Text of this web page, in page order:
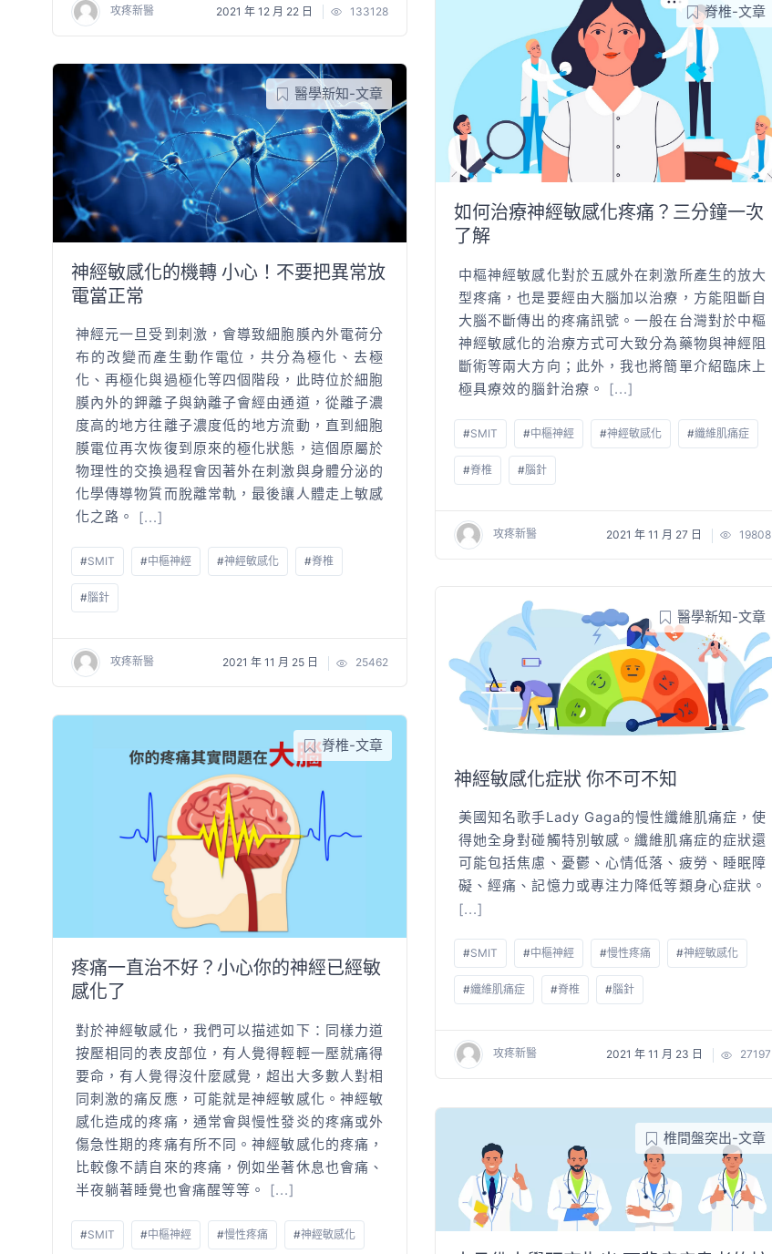
攻疼新醫 2021 年 12 月 22 日 133128 脊椎-文章
如何治療神經敏感化疼痛？三分鐘一次
了解
中樞神經敏感化對於五感外在刺激所產生的放大
型疼痛，也是要經由大腦加以治療，方能阻斷自
大腦不斷傳出的疼痛訊號。一般在台灣對於中樞
神經敏感化的治療方式可大致分為藥物與神經阻
斷術等兩大方向；此外，我也將簡單介紹臨床上
極具療效的腦針治療。 [...]
#SMIT #中樞神經 #神經敏感化 #纖維肌痛症
#脊椎 #腦針
攻疼新醫 2021 年 11 月 27 日 19808
醫學新知-文章
神經敏感化的機轉 小心！不要把異常放
電當正常
神經元一旦受到刺激，會導致細胞膜內外電荷分
布的改變而產生動作電位，共分為極化、去極
化、再極化與過極化等四個階段，此時位於細胞
膜內外的鉀離子與鈉離子會經由通道，從離子濃
度高的地方往離子濃度低的地方流動，直到細胞
膜電位再次恢復到原來的極化狀態，這個原屬於
物理性的交換過程會因著外在刺激與身體分泌的
化學傳導物質而脫離常軌，最後讓人體走上敏感
化之路。 [...]
#SMIT #中樞神經 #神經敏感化 #脊椎
#腦針
攻疼新醫 2021 年 11 月 25 日 25462
醫學新知-文章
神經敏感化症狀 你不可不知
美國知名歌手Lady Gaga的慢性纖維肌痛症，使
得她全身對碰觸特別敏感。纖維肌痛症的症狀還
可能包括焦慮、憂鬱、心情低落、疲勞、睡眠障
礙、經痛、記憶力或專注力降低等類身心症狀。
[...]
#SMIT #中樞神經 #慢性疼痛 #神經敏感化
#纖維肌痛症 #脊椎 #腦針
攻疼新醫 2021 年 11 月 23 日 27197
脊椎-文章
疼痛一直治不好？小心你的神經已經敏
感化了
對於神經敏感化，我們可以描述如下：同樣力道
按壓相同的表皮部位，有人覺得輕輕一壓就痛得
要命，有人覺得沒什麼感覺，超出大多數人對相
同刺激的痛反應，可能就是神經敏感化。神經敏
感化造成的疼痛，通常會與慢性發炎的疼痛或外
傷急性期的疼痛有所不同。神經敏感化的疼痛，
比較像不請自來的疼痛，例如坐著休息也會痛、
半夜躺著睡覺也會痛醒等等。
[...]
#SMIT #中樞神經 #慢性疼痛 #神經敏感化
椎間盤突出-文章